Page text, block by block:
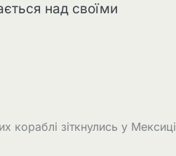
над своїми
кораблі зіткнулись у Мексиці